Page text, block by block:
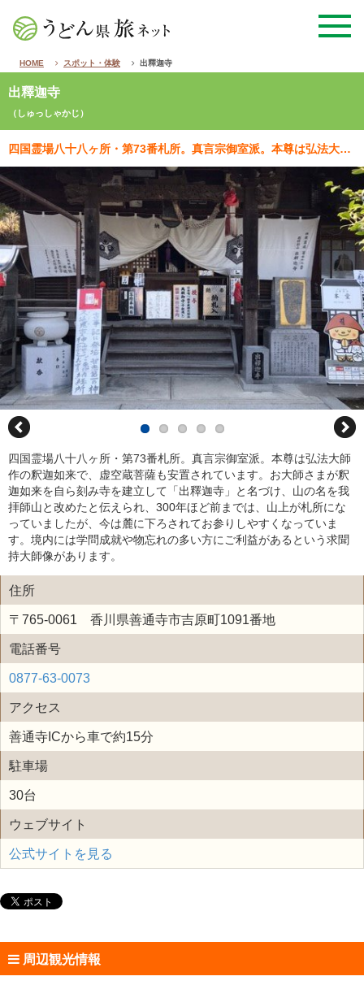
HOME スポット・体験 出釋迦寺
出釋迦寺
（しゅっしゃかじ）
四国霊場八十八ヶ所・第73番札所。真言宗御室派。本尊は弘法大師作の釈迦如来で、虚空蔵菩薩も安置されて…
四国霊場八十八ヶ所・第73番札所。真言宗御室派。本尊は弘法大師
作の釈迦如来で、虚空蔵菩薩も安置されています。お大師さまが釈
迦如来を自ら刻み寺を建立して「出釋迦寺」と名づけ、山の名を我
拝師山と改めたと伝えられ、300年ほど前までは、山上が札所にな
っていましたが、今は麓に下ろされてお参りしやすくなっていま
す。境内には学問成就や物忘れの多い方にご利益があるという求聞
持大師像があります。
住所
〒765-0061 香川県善通寺市吉原町1091番地
電話番号
0877-63-0073
アクセス
善通寺ICから車で約15分
駐車場
30台
ウェブサイト
公式サイトを見る
周辺観光情報